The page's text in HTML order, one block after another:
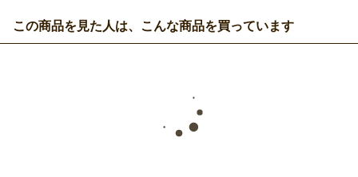
この商品を見た人は、こんな商品を買っています